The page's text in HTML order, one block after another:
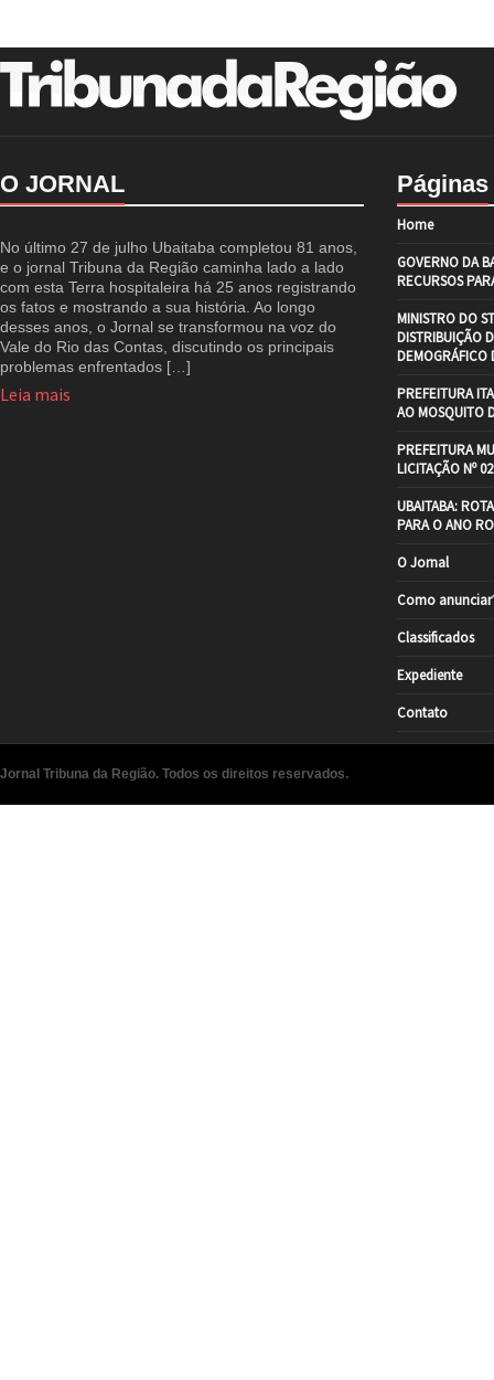
O JORNAL
No último 27 de julho Ubaitaba completou 81 anos,
e o jornal Tribuna da Região caminha lado a lado
com esta Terra hospitaleira há 25 anos registrando
os fatos e mostrando a sua história. Ao longo
desses anos, o Jornal se transformou na voz do
Vale do Rio das Contas, discutindo os principais
problemas enfrentados […]
Leia mais
Páginas
Home
GOVERNO DA
RECURSOS
MINISTRO DO
DISTRIBUIÇÃO
DEMOGRÁFICO
PREFEITURA
AO MOSQUITO
PREFEITURA
LICITAÇÃO Nº
UBAITABA:
PARA O ANO
O Jornal
Como
Classificados
Expediente
Contato
Jornal Tribuna da Região. Todos os direitos reservados.